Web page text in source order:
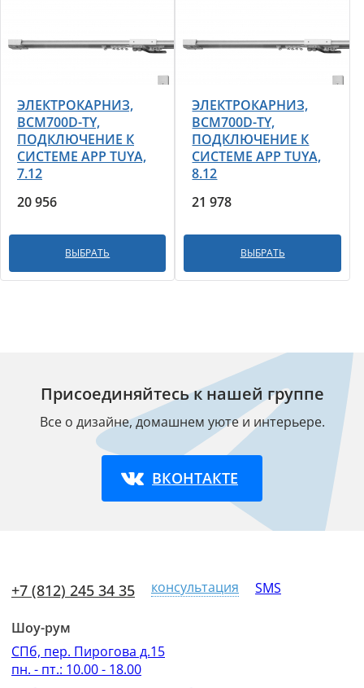
ЭЛЕКТРОКАРНИЗ,
BCM700D-TY,
ПОДКЛЮЧЕНИЕ К
СИСТЕМЕ APP TUYA,
7.12
20 956
ВЫБРАТЬ
ЭЛЕКТРОКАРНИЗ,
BCM700D-TY,
ПОДКЛЮЧЕНИЕ К
СИСТЕМЕ APP TUYA,
8.12
21 978
ВЫБРАТЬ
Присоединяйтесь к нашей группе
Все о дизайне, домашнем уюте и интерьере.
ВКОНТАКТЕ
+7 (812) 245 34 35 консультация SMS
Шоу-рум
СПб, пер. Пирогова д.15
пн. - пт.: 10.00 - 18.00